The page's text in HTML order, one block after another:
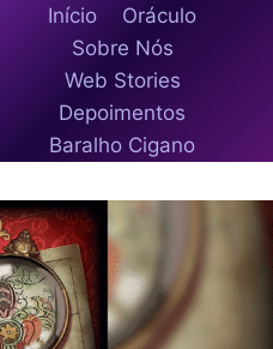
Início
Oráculo
Sobre Nós
Web Stories
Depoimentos
Baralho Cigano